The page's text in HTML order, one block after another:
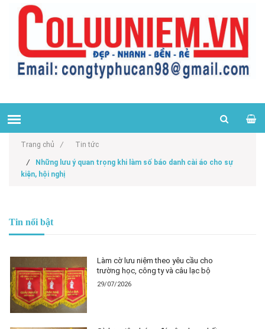
Trang chủ / Tin tức
/
Những lưu ý quan trọng khi làm số báo danh cài áo cho sự
kiện, hội nghị
Tin nổi bật
Làm cờ lưu niệm theo yêu cầu cho
trường học, công ty và câu lạc bộ
29/07/2026